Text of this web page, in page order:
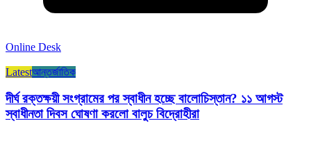
Online Desk
Latestআন্তর্জাতিক
দীর্ঘ রক্তক্ষয়ী সংগ্রামের পর স্বাধীন হচ্ছে বালোচিস্তান? ১১ আগস্ট
স্বাধীনতা দিবস ঘোষণা করলো বালুচ বিদ্রোহীরা